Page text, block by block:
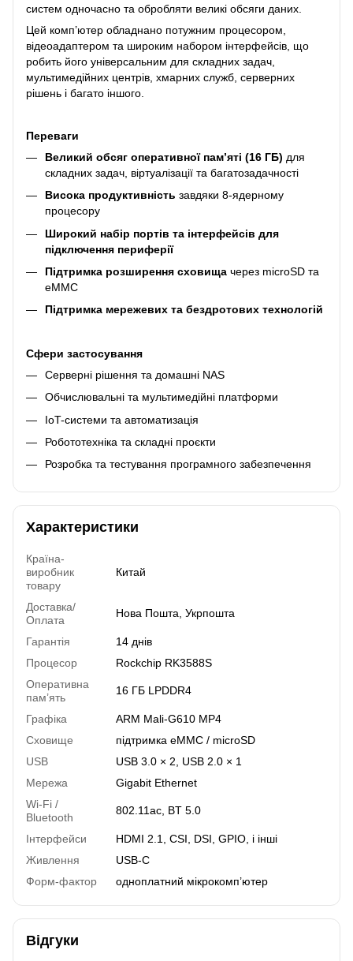
систем одночасно та обробляти великі обсяги даних.
Цей комп’ютер обладнано потужним процесором,
відеоадаптером та широким набором інтерфейсів, що
робить його універсальним для складних задач,
мультимедійних центрів, хмарних служб, серверних
рішень і багато іншого.
Переваги
Великий обсяг оперативної пам’яті (16 ГБ) для
складних задач, віртуалізації та багатозадачності
Висока продуктивність завдяки 8-ядерному
процесору
Широкий набір портів та інтерфейсів для
підключення периферії
Підтримка розширення сховища через microSD та
eMMC
Підтримка мережевих та бездротових технологій
Сфери застосування
Серверні рішення та домашні NAS
Обчислювальні та мультимедійні платформи
IoT-системи та автоматизація
Робототехніка та складні проєкти
Розробка та тестування програмного забезпечення
Характеристики
Країна-
виробник
товару
Китай
Доставка/
Оплата
Нова Пошта, Укрпошта
Гарантія
14 днів
Процесор
Rockchip RK3588S
Оперативна
пам’ять
16 ГБ LPDDR4
Графіка
ARM Mali-G610 MP4
Сховище
підтримка eMMC / microSD
USB
USB 3.0 × 2, USB 2.0 × 1
Мережа
Gigabit Ethernet
Wi-Fi /
Bluetooth
802.11ac, BT 5.0
Інтерфейси
HDMI 2.1, CSI, DSI, GPIO, і інші
Живлення
USB-C
Форм-фактор
одноплатний мікрокомп’ютер
Відгуки